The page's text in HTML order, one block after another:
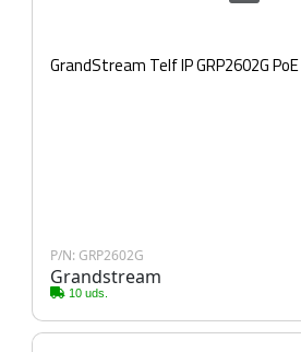
GrandStream Telf IP GRP2602G
P/N: GRP2602G
Grandstream
10 uds.